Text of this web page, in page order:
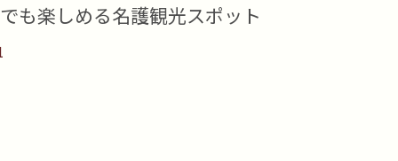
も楽しめる名護観光スポット